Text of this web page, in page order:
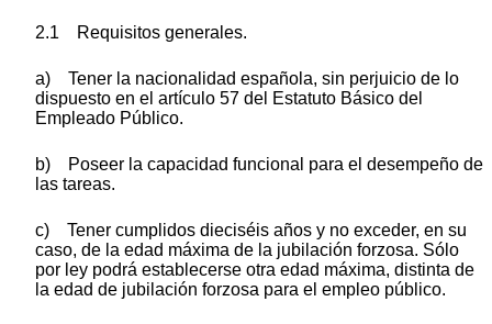
2.1 Requisitos generales.
a) Tener la nacionalidad española, sin perjuicio de lo
dispuesto en el artículo 57 del Estatuto Básico del
Empleado Público.
b) Poseer la capacidad funcional para el desempeño de
las tareas.
c) Tener cumplidos dieciséis años y no exceder, en su
caso, de la edad máxima de la jubilación forzosa. Sólo
por ley podrá establecerse otra edad máxima, distinta de
la edad de jubilación forzosa para el empleo público.